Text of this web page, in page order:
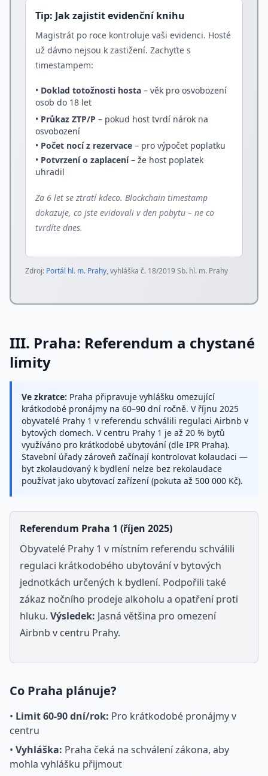
Tip: Jak zajistit evidenční knihu
Magistrát po roce kontroluje vaši evidenci. Hosté
už dávno nejsou k zastižení. Zachyťte s
timestampem:
• Doklad totožnosti hosta – věk pro osvobození
osob do 18 let
• Průkaz ZTP/P – pokud host tvrdí nárok na
osvobození
• Počet nocí z rezervace – pro výpočet poplatku
• Potvrzení o zaplacení– že host poplatek
uhradil
Za 6 let se ztratí kdeco. Blockchain timestamp
dokazuje, co jste evidovali v den pobytu – ne co
tvrdíte dnes.
Zdroj: Portál hl. m. Prahy, vyhláška č. 18/2019 Sb. hl. m. Prahy
III. Praha: Referendum a chystané
limity
Ve zkratce: Praha připravuje vyhlášku omezující
krátkodobé pronájmy na 60–90 dní ročně. V říjnu 2025
obyvatelé Prahy 1 v referendu schválili regulaci Airbnb v
bytových domech. V centru Prahy 1 je až 20 % bytů
využíváno pro krátkodobé ubytování (dle IPR Praha).
Stavební úřady zároveň začínají kontrolovat kolaudaci —
byt zkolaudovaný k bydlení nelze bez rekolaudace
používat jako ubytovací zařízení (pokuta až 500 000 Kč).
Referendum Praha 1 (říjen 2025)
Obyvatelé Prahy 1 v místním referendu schválili
regulaci krátkodobého ubytování v bytových
jednotkách určených k bydlení. Podpořili také
zákaz nočního prodeje alkoholu a opatření proti
hluku. Výsledek: Jasná většina pro omezení
Airbnb v centru Prahy.
Co Praha plánuje?
• Limit 60-90 dní/rok: Pro krátkodobé pronájmy v
centru
• Vyhláška: Praha čeká na schválení zákona, aby
mohla vyhlášku přijmout